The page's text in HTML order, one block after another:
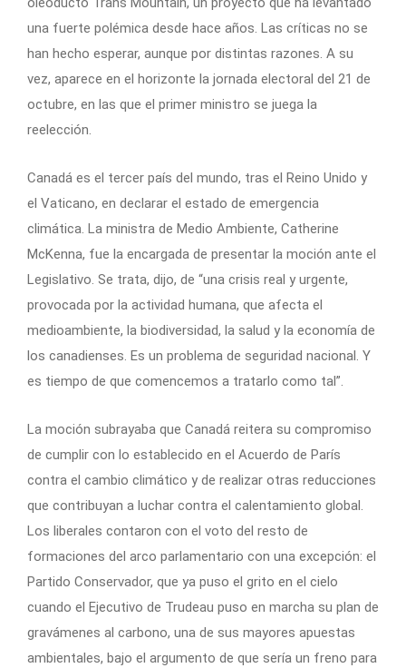
una fuerte polémica desde hace años. Las críticas no se
han hecho esperar, aunque por distintas razones. A su
vez, aparece en el horizonte la jornada electoral del 21 de
octubre, en las que el primer ministro se juega la
reelección.
Canadá es el tercer país del mundo, tras el Reino Unido y
el Vaticano, en declarar el estado de emergencia
climática. La ministra de Medio Ambiente, Catherine
McKenna, fue la encargada de presentar la moción ante el
Legislativo. Se trata, dijo, de “una crisis real y urgente,
provocada por la actividad humana, que afecta el
medioambiente, la biodiversidad, la salud y la economía de
los canadienses. Es un problema de seguridad nacional. Y
es tiempo de que comencemos a tratarlo como tal”.
La moción subrayaba que Canadá reitera su compromiso
de cumplir con lo establecido en el Acuerdo de París
contra el cambio climático y de realizar otras reducciones
que contribuyan a luchar contra el calentamiento global.
Los liberales contaron con el voto del resto de
formaciones del arco parlamentario con una excepción: el
Partido Conservador, que ya puso el grito en el cielo
cuando el Ejecutivo de Trudeau puso en marcha su plan de
gravámenes al carbono, una de sus mayores apuestas
ambientales, bajo el argumento de que sería un freno para